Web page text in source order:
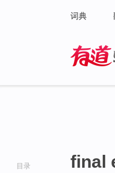
词典
目录 final